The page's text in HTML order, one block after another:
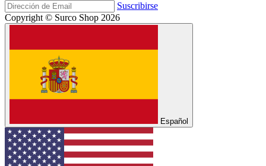
Suscribirse
Copyright © Surco Shop 2026
Español